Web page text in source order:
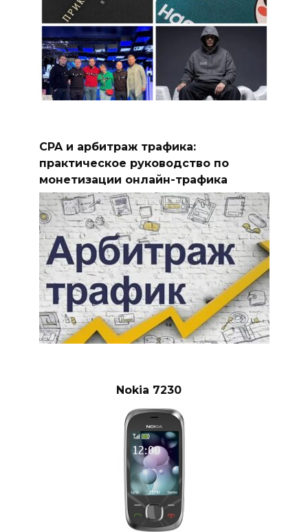
CPA и арбитраж трафика:
практическое руководство по
монетизации онлайн-трафика
Nokia 7230